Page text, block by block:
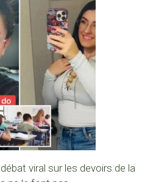
viral sur les devoirs de la